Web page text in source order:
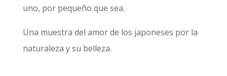
uno, por pequeño que sea.
Una muestra del amor de los japoneses por la
naturaleza y su belleza.